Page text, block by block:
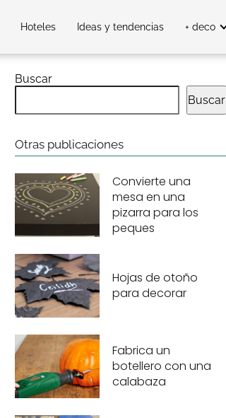
Hoteles Ideas y tendencias + deco
Buscar
Buscar
Otras publicaciones
Convierte una
mesa en una
pizarra para los
peques
Hojas de otoño
para decorar
Fabrica un
botellero con una
calabaza